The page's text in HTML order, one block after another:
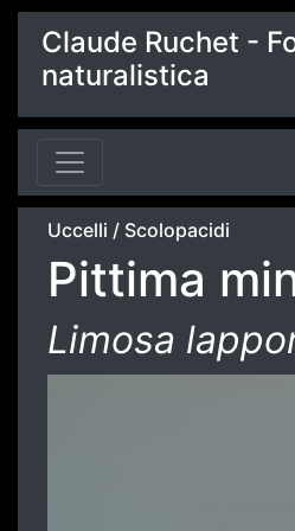
Claude Ruchet -
naturalistica
Uccelli / Scolopacidi
Pittima
Limosa